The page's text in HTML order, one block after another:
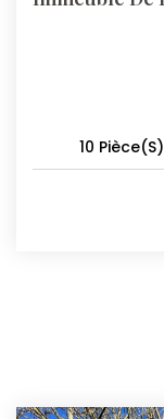
10 Pièce(s)